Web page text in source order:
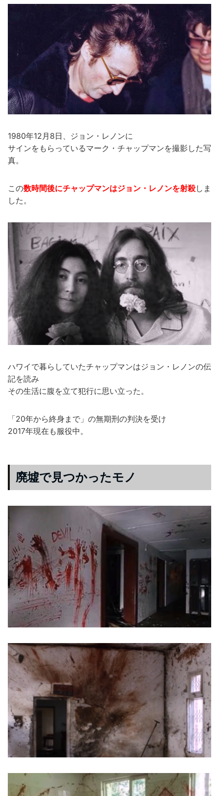
1980年12月8日、ジョン・レノンに
サインをもらっているマーク・チャップマンを撮影した写
真。
この数時間後にチャップマンはジョン・レノンを射殺しま
した。
ハワイで暮らしていたチャップマンはジョン・レノンの伝
記を読み
その生活に腹を立て犯行に思い立った。
「20年から終身まで」の無期刑の判決を受け
2017年現在も服役中。
廃墟で見つかったモノ